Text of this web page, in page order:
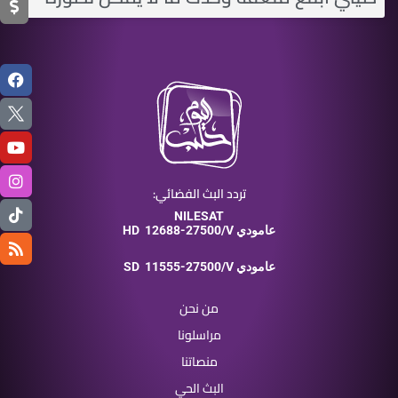
تردد البث الفضائي:
NILESAT
HD
12688-27500/V عامودي
SD 11555-27500/V عامودي
من نحن
مراسلونا
منصاتنا
البث الحي